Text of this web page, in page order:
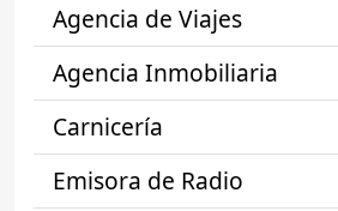
Agencia de Viajes
Agencia Inmobiliaria
Carnicería
Emisora de Radio